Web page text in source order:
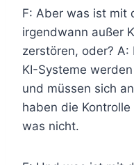
F: Aber was ist mit
irgendwann außer
zerstören, oder?
KI-Systeme
und müssen sich
haben die
was nicht.